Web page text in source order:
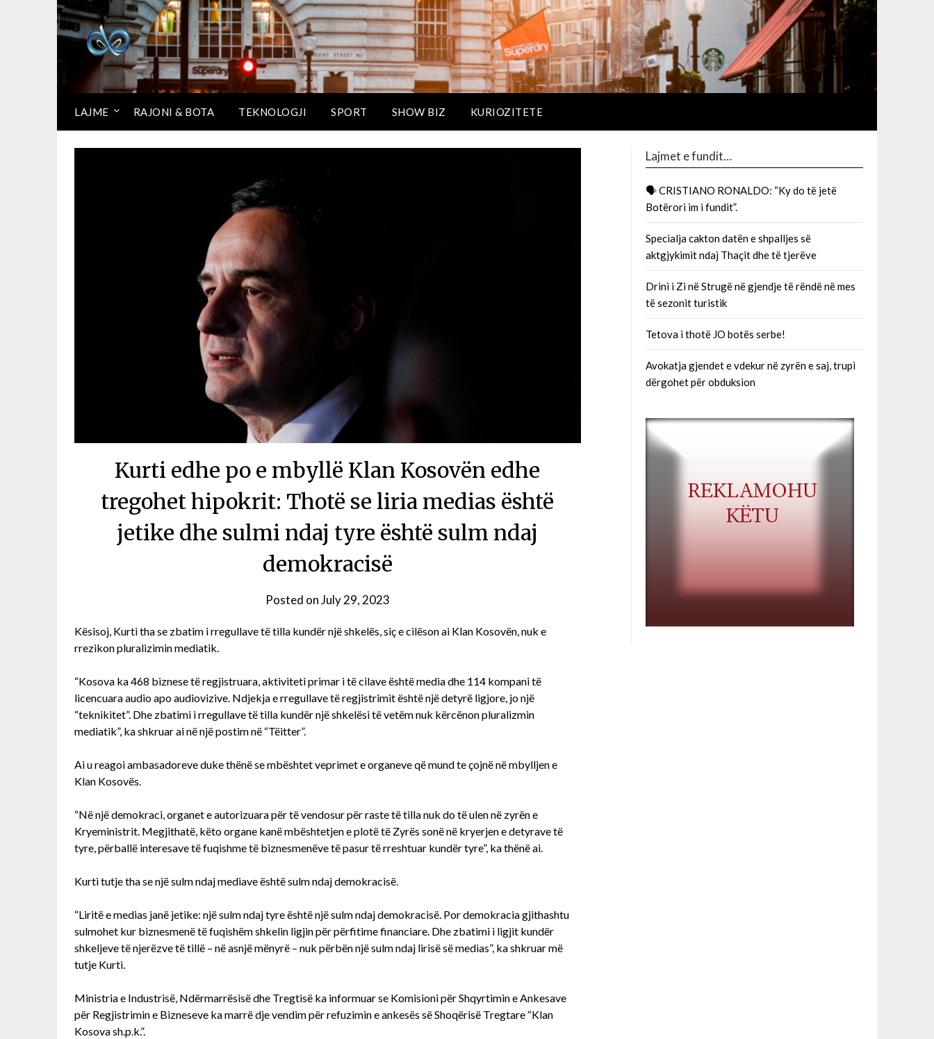
LAJME RAJONI & BOTA TEKNOLOGJI SPORT SHOW BIZ KURIOZITETE
Kurti edhe po e mbyllë Klan Kosovën edhe
tregohet hipokrit: Thotë se liria medias është
jetike dhe sulmi ndaj tyre është sulm ndaj
demokracisë
Posted onJuly 29, 2023
Kësisoj, Kurti tha se zbatim i rregullave të tilla kundër një shkelës, siç e cilëson ai Klan Kosovën, nuk e
rrezikon pluralizimin mediatik.
“Kosova ka 468 biznese të regjistruara, aktiviteti primar i të cilave është media dhe 114 kompani të
licencuara audio apo audiovizive. Ndjekja e rregullave të regjistrimit është një detyrë ligjore, jo një
“teknikitet”. Dhe zbatimi i rregullave të tilla kundër një shkelësi të vetëm nuk kërcënon pluralizmin
mediatik”, ka shkruar ai në një postim në “Tëitter”.
Ai u reagoi ambasadoreve duke thënë se mbështet veprimet e organeve që mund te çojnë në mbylljen e
Klan Kosovës.
“Në një demokraci, organet e autorizuara për të vendosur për raste të tilla nuk do të ulen në zyrën e
Kryeministrit. Megjithatë, këto organe kanë mbështetjen e plotë të Zyrës sonë në kryerjen e detyrave të
tyre, përballë interesave të fuqishme të biznesmenëve të pasur të rreshtuar kundër tyre”, ka thënë ai.
Kurti tutje tha se një sulm ndaj mediave është sulm ndaj demokracisë.
“Liritë e medias janë jetike: një sulm ndaj tyre është një sulm ndaj demokracisë. Por demokracia gjithashtu
sulmohet kur biznesmenë të fuqishëm shkelin ligjin për përfitime financiare. Dhe zbatimi i ligjit kundër
shkeljeve të njerëzve të tillë – në asnjë mënyrë – nuk përbën një sulm ndaj lirisë së medias”, ka shkruar më
tutje Kurti.
Ministria e Industrisë, Ndërmarrësisë dhe Tregtisë ka informuar se Komisioni për Shqyrtimin e Ankesave
për Regjistrimin e Bizneseve ka marrë dje vendim për refuzimin e ankesës së Shoqërisë Tregtare “Klan
Kosova sh.p.k.”.
Lajmet e fundit…
🗣 CRISTIANO RONALDO: “Ky do të jetë
Botërori im i fundit”.
Specialja cakton datën e shpalljes së
aktgjykimit ndaj Thaçit dhe të tjerëve
Drini i Zi në Strugë në gjendje të rëndë në mes
të sezonit turistik
Tetova i thotë JO botës serbe!
Avokatja gjendet e vdekur në zyrën e saj, trupi
dërgohet për obduksion